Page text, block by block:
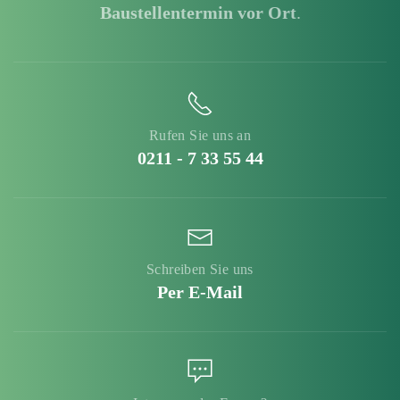
Baustellentermin vor Ort.
Rufen Sie uns an
0211 - 7 33 55 44
Schreiben Sie uns
Per E-Mail